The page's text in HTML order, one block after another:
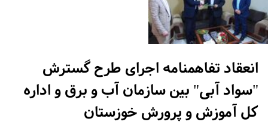
انعقاد تفاهمنامه اجرای طرح گسترش
"سواد آبی" بین سازمان آب و برق و اداره
کل آموزش و پرورش خوزستان